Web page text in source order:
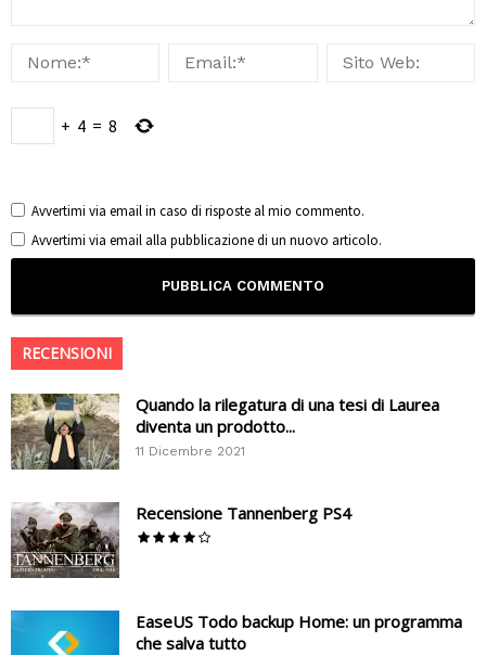
+ 4 = 8
Avvertimi via email in caso di risposte al mio commento.
Avvertimi via email alla pubblicazione di un nuovo articolo.
RECENSIONI
Quando la rilegatura di una tesi di Laurea
diventa un prodotto...
11 Dicembre 2021
Recensione Tannenberg PS4
EaseUS Todo backup Home: un programma
che salva tutto